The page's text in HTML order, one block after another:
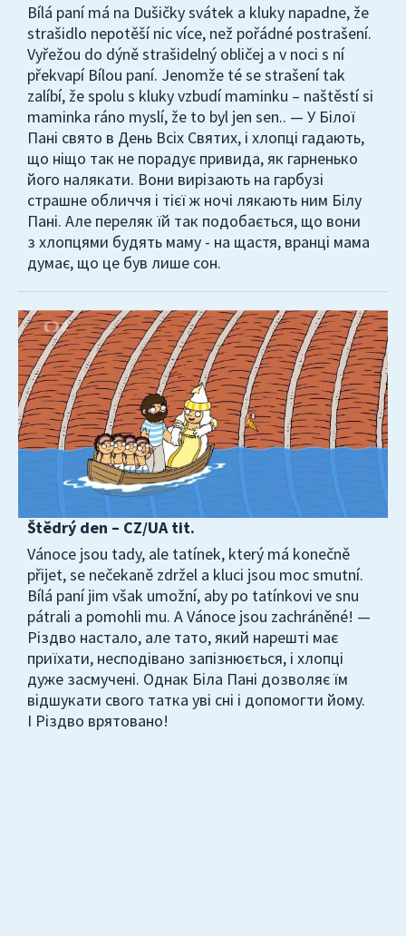
Bílá paní má na Dušičky svátek a kluky napadne, že
strašidlo nepotěší nic více, než pořádné postrašení.
Vyřežou do dýně strašidelný obličej a v noci s ní
překvapí Bílou paní. Jenomže té se strašení tak
zalíbí, že spolu s kluky vzbudí maminku – naštěstí si
maminka ráno myslí, že to byl jen sen.. — У Білої
Пані свято в День Всіх Святих, і хлопці гадають,
що ніщо так не порадує привида, як гарненько
його налякати. Вони вирізають на гарбузі
страшне обличчя і тієї ж ночі лякають ним Білу
Пані. Але переляк їй так подобається, що вони
з хлопцями будять маму - на щастя, вранці мама
думає, що це був лише сон.
Štědrý den – CZ/UA tit.
Vánoce jsou tady, ale tatínek, který má konečně
přijet, se nečekaně zdržel a kluci jsou moc smutní.
Bílá paní jim však umožní, aby po tatínkovi ve snu
pátrali a pomohli mu. A Vánoce jsou zachráněné! —
Різдво настало, але тато, який нарешті має
приїхати, несподівано запізнюється, і хлопці
дуже засмучені. Однак Біла Пані дозволяє їм
відшукати свого татка уві сні і допомогти йому.
І Різдво врятовано!